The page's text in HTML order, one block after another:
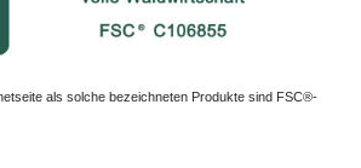
als solche bezeichneten Produkte sind FSC®-